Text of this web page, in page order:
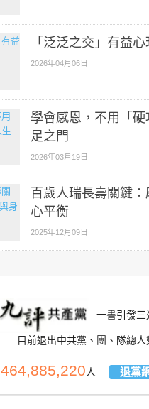
「泛泛之交」有益心
2026年04月06日
學會感恩，不用「
足之門
2026年03月19日
百歲人瑞長壽關鍵
心平衡
2025年12月09日
一書引發三
目前退出中共黨、團、隊總人
464,885,220人 退黨